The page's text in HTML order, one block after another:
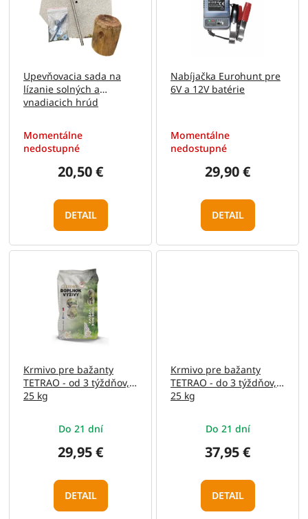
Upevňovacia sada na
lízanie solných a
vnadiacich hrúd
Momentálne
nedostupné
20,50 €
DETAIL
Nabíjačka Eurohunt pre
6V a 12V batérie
Momentálne
nedostupné
29,90 €
DETAIL
Krmivo pre bažanty
TETRAO - od 3 týždňov,
25 kg
Do 21 dní
29,95 €
DETAIL
Krmivo pre bažanty
TETRAO - do 3 týždňov,
25 kg
Do 21 dní
37,95 €
DETAIL